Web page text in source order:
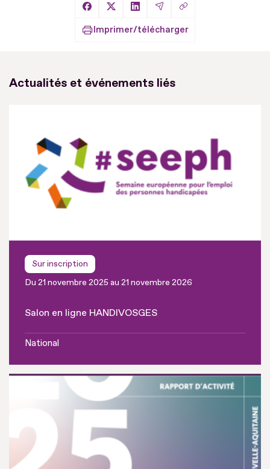
Partager sur Facebook
Partager sur X
Partager sur LinkedIn
Partager par Email
Copier le lien
Imprimer/télécharger
Actualités et événements liés
Sur inscription
Du 21 novembre 2025 au 21 novembre 2026
Salon en ligne HANDIVOSGES
National